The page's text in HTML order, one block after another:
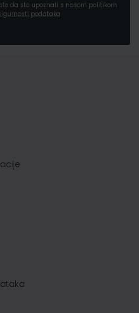
da ste upoznati s našom politikom
podataka